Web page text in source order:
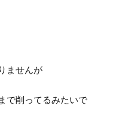
ませんが
で削ってるみたいで